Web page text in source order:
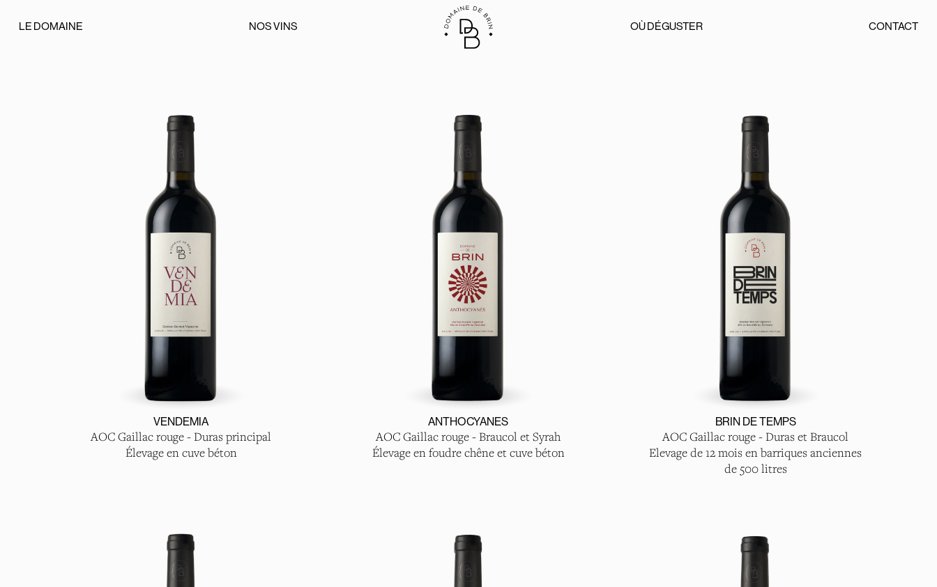
LE DOMAINE NOS VINS OÙ DÉGUSTER CONTACT
VENDEMIA
AOC Gaillac rouge - Duras principal
Élevage en cuve béton
ANTHOCYANES
AOC Gaillac rouge - Braucol et Syrah
Élevage en foudre chêne et cuve béton
BRIN DE TEMPS
AOC Gaillac rouge - Duras et Braucol
Elevage de 12 mois en barriques anciennes
de 500 litres